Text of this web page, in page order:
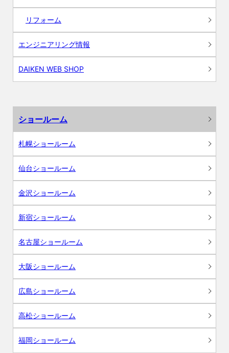
リフォーム
エンジニアリング情報
DAIKEN WEB SHOP
ショールーム
札幌ショールーム
仙台ショールーム
金沢ショールーム
新宿ショールーム
名古屋ショールーム
大阪ショールーム
広島ショールーム
高松ショールーム
福岡ショールーム